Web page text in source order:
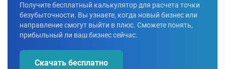
Получите бесплатный калькулятор для расчета точки
безубыточности. Вы узнаете, когда новый бизнес или
направление смогут выйти в плюс. Сможете понять,
прибыльный ли ваш бизнес сейчас.
Скачать бесплатно